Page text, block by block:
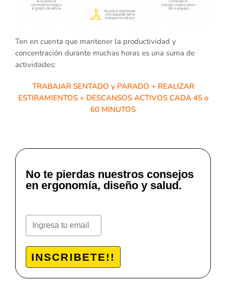
Ten en cuenta que mantener la productividad y
concentración durante muchas horas es una suma de
actividades:
TRABAJAR SENTADO y PARADO + REALIZAR
ESTIRAMIENTOS + DESCANSOS ACTIVOS CADA 45 o
60 MINUTOS
No te pierdas nuestros consejos
en ergonomía, diseño y salud.
INSCRIBETE!!